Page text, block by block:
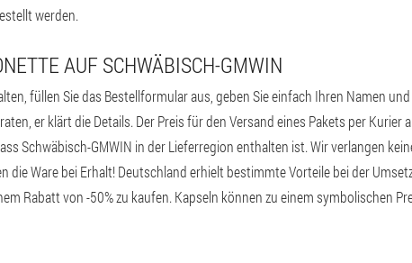
werden.
AUF SCHWÄBISCH-GMWIN
füllen Sie das Bestellformular aus, geben Sie einfach Ihren Namen
er klärt die Details. Der Preis für den Versand eines Pakets per Kurier
Schwäbisch-GMWIN in der Lieferregion enthalten ist. Wir verlangen
die Ware bei Erhalt! Deutschland erhielt bestimmte Vorteile bei der
Rabatt von -50% zu kaufen. Kapseln können zu einem symbolischen